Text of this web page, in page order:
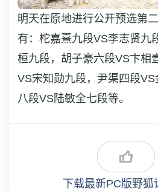
明天在原地进行公开预选第
有：柁嘉熹九段VS李志贤九
桓九段，胡子豪六段VS卞相
VS宋知勋九段，尹渠四段
八段VS陆敏全七段等。
下载最新PC版野